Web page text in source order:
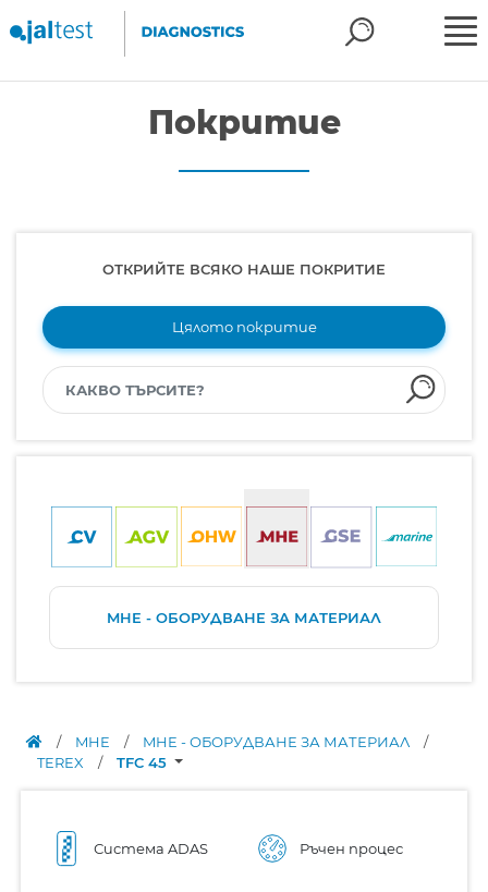
Покритие
ОТКРИЙТЕ ВСЯКО НАШЕ ПОКРИТИЕ
Цялото покритие
MHE - ОБОРУДВАНЕ ЗА МАТЕРИАЛ
/ MHE / MHE - ОБОРУДВАНЕ ЗА МАТЕРИАЛ
/
TEREX
/ TFC 45
Система ADAS Ръчен процес